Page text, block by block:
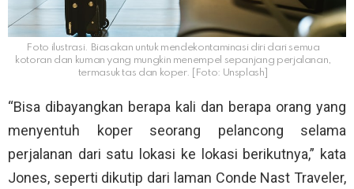
Foto ilustrasi. Biasakan untuk mendekontaminasi diri dari semua
kotoran dan kuman yang mungkin menempel sepanjang perjalanan,
termasuk tas dan koper. [Foto: Unsplash]
“Bisa dibayangkan berapa kali dan berapa orang yang
menyentuh koper seorang pelancong selama
perjalanan dari satu lokasi ke lokasi berikutnya,” kata
Jones, seperti dikutip dari laman Conde Nast Traveler,